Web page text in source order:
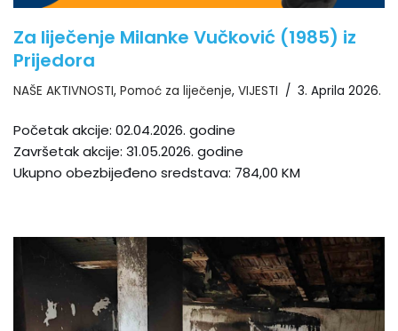
Za liječenje Milanke Vučković (1985) iz
Prijedora
NAŠE AKTIVNOSTI, Pomoć za liječenje, VIJESTI 3. Aprila 2026.
Početak akcije: 02.04.2026. godine
Završetak akcije: 31.05.2026. godine
Ukupno obezbijeđeno sredstava: 784,00 KM